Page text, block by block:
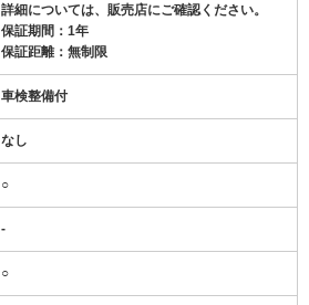
詳細については、販売店にご確認ください。
保証期間：1年
保証距離：無制限
車検整備付
なし
○
-
○